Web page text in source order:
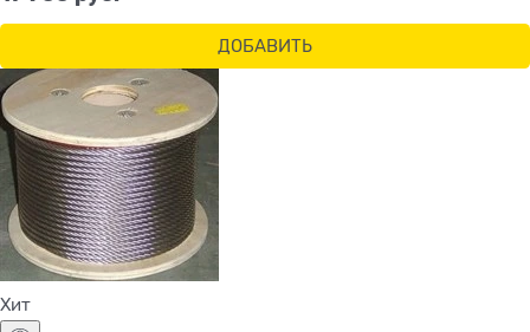
ДОБАВИТЬ
Хит